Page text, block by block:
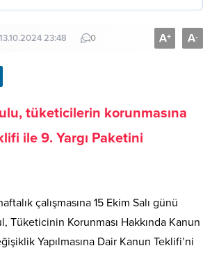
13.10.2024 23:48 0 A+ A-
tüketicilerin korunmasına
ile 9. Yargı Paketini
çalışmasına 15 Ekim Salı günü
Tüketicinin Korunması Hakkında Kanun
Yapılmasına Dair Kanun Teklifi’ni